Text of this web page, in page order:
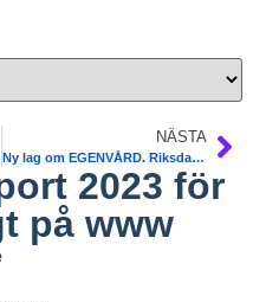
NÄSTA
Ny lag om EGENVÅRD. Riksdagen.Socialstyrelsen
2023 för
på www